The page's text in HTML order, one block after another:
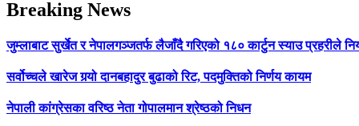
Breaking News
जुम्लाबाट सुर्खेत र नेपालगञ्जतर्फ लैजाँदै गरिएको १८० कार्टुन स्याउ प्रहरीले
सर्वोच्चले खारेज गर्‍यो दानबहादुर बुढाको रिट, पदमुक्तिको निर्णय कायम
नेपाली कांग्रेसका वरिष्ठ नेता गोपालमान श्रेष्ठको निधन